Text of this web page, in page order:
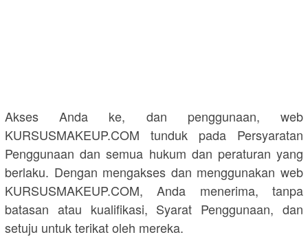
Akses Anda ke, dan penggunaan, web
KURSUSMAKEUP.COM tunduk pada Persyaratan
Penggunaan dan semua hukum dan peraturan yang
berlaku. Dengan mengakses dan menggunakan web
KURSUSMAKEUP.COM, Anda menerima, tanpa
batasan atau kualifikasi, Syarat Penggunaan, dan
setuju untuk terikat oleh mereka.